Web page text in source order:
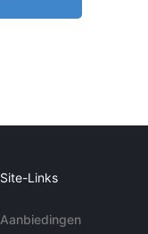
Site-Links
Aanbiedingen